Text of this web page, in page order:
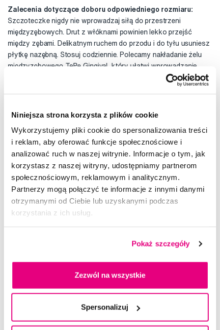
Niniejsza strona korzysta z plików cookie
Wykorzystujemy pliki cookie do spersonalizowania treści
i reklam, aby oferować funkcje społecznościowe i
analizować ruch w naszej witrynie. Informacje o tym, jak
korzystasz z naszej witryny, udostępniamy partnerom
społecznościowym, reklamowym i analitycznym.
Partnerzy mogą połączyć te informacje z innymi danymi
otrzymanymi od Ciebie lub uzyskanymi podczas
korzystania z ich usług.
Pokaż szczegóły
Zezwól na wszystkie
Spersonalizuj
Zalecenia dotyczące doboru odpowiedniego rozmiaru:
Szczoteczke nigdy nie wprowadzaj siłą do przestrzeni
międzyzębowych. Drut z włóknami powinien lekko przejść
między zębami. Delikatnym ruchem do przodu i do tyłu usuniesz
płytkę nazębną. Stosuj codziennie. Polecamy nakładanie żelu
międzyzębowego TePe Gingival, który ułatwi wprowadzanie,
wzmocni ochronę szkliwa dzięki fluorkom, a jednocześnie